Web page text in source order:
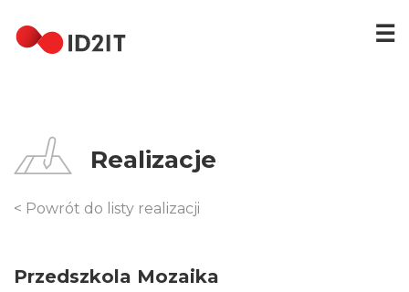
HOSTING
☰
Realizacje
< Powrót do listy realizacji
Przedszkola Mozaika